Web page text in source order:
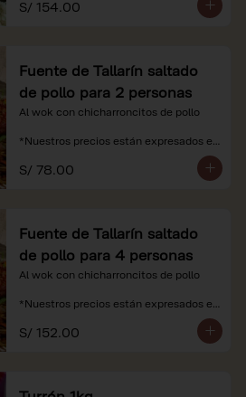
soles e incluyen impuestos de ley y
S/ 154.00
Fuente de Tallarín saltado
de pollo para 2 personas
Al wok con chicharroncitos de pollo
*Nuestros precios están expresados en
recargo al consumo.
S/ 78.00
Fuente de Tallarín saltado
de pollo para 4 personas
Al wok con chicharroncitos de pollo
*Nuestros precios están expresados en
recargo al consumo.
S/ 152.00